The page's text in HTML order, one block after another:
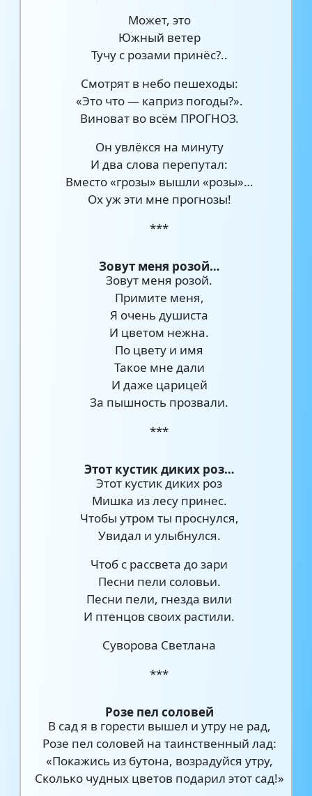
Может, это
Южный ветер
Тучу с розами принёс?..
Смотрят в небо пешеходы:
«Это что — каприз погоды?».
Виноват во всём ПРОГНОЗ.
Он увлёкся на минуту
И два слова перепутал:
Вместо «грозы» вышли «розы»…
Ох уж эти мне прогнозы!
***
Зовут меня розой…
Зовут меня розой.
Примите меня,
Я очень душиста
И цветом нежна.
По цвету и имя
Такое мне дали
И даже царицей
За пышность прозвали.
***
Этот кустик диких роз…
Этот кустик диких роз
Мишка из лесу принес.
Чтобы утром ты проснулся,
Увидал и улыбнулся.
Чтоб с рассвета до зари
Песни пели соловьи.
Песни пели, гнезда вили
И птенцов своих растили.
Суворова Светлана
***
Розе пел соловей
В сад я в горести вышел и утру не рад,
Розе пел соловей на таинственный лад:
«Покажись из бутона, возрадуйся утру,
Сколько чудных цветов подарил этот сад!»